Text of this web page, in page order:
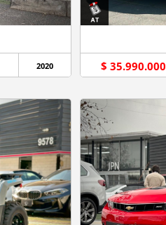
2020 $ 35.990.000